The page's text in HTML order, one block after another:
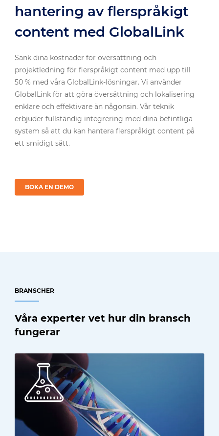
hantering av flerspråkigt
content med GlobalLink
Sänk dina kostnader för översättning och
projektledning för flerspråkigt content med upp till
50 % med våra GlobalLink-lösningar. Vi använder
GlobalLink för att göra översättning och lokalisering
enklare och effektivare än någonsin. Vår teknik
erbjuder fullständig integrering med dina befintliga
system så att du kan hantera flerspråkigt content på
ett smidigt sätt.
BOKA EN DEMO
BRANSCHER
Våra experter vet hur din bransch
fungerar